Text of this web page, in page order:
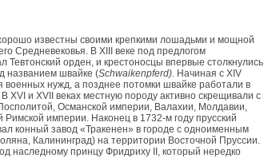
известны своими крепкими лошадьми и мощной
Средневековья. В XIII веке под предлогом
Тевтонский орден, и крестоносцы впервые столкнулись
названием швайке (Schwaikenpferd). Начиная с XIV
военных нужд, а позднее потомки швайке работали в
XVI и XVII веках местную породу активно скрещивали с
Османской империи, Валахии, Молдавии,
империи. Наконец в 1732-м году прусский
конный завод «Тракенен» в городе с одноименным
Калининград) на территории Восточной Пруссии.
наследному принцу Фридриху II, который нередко